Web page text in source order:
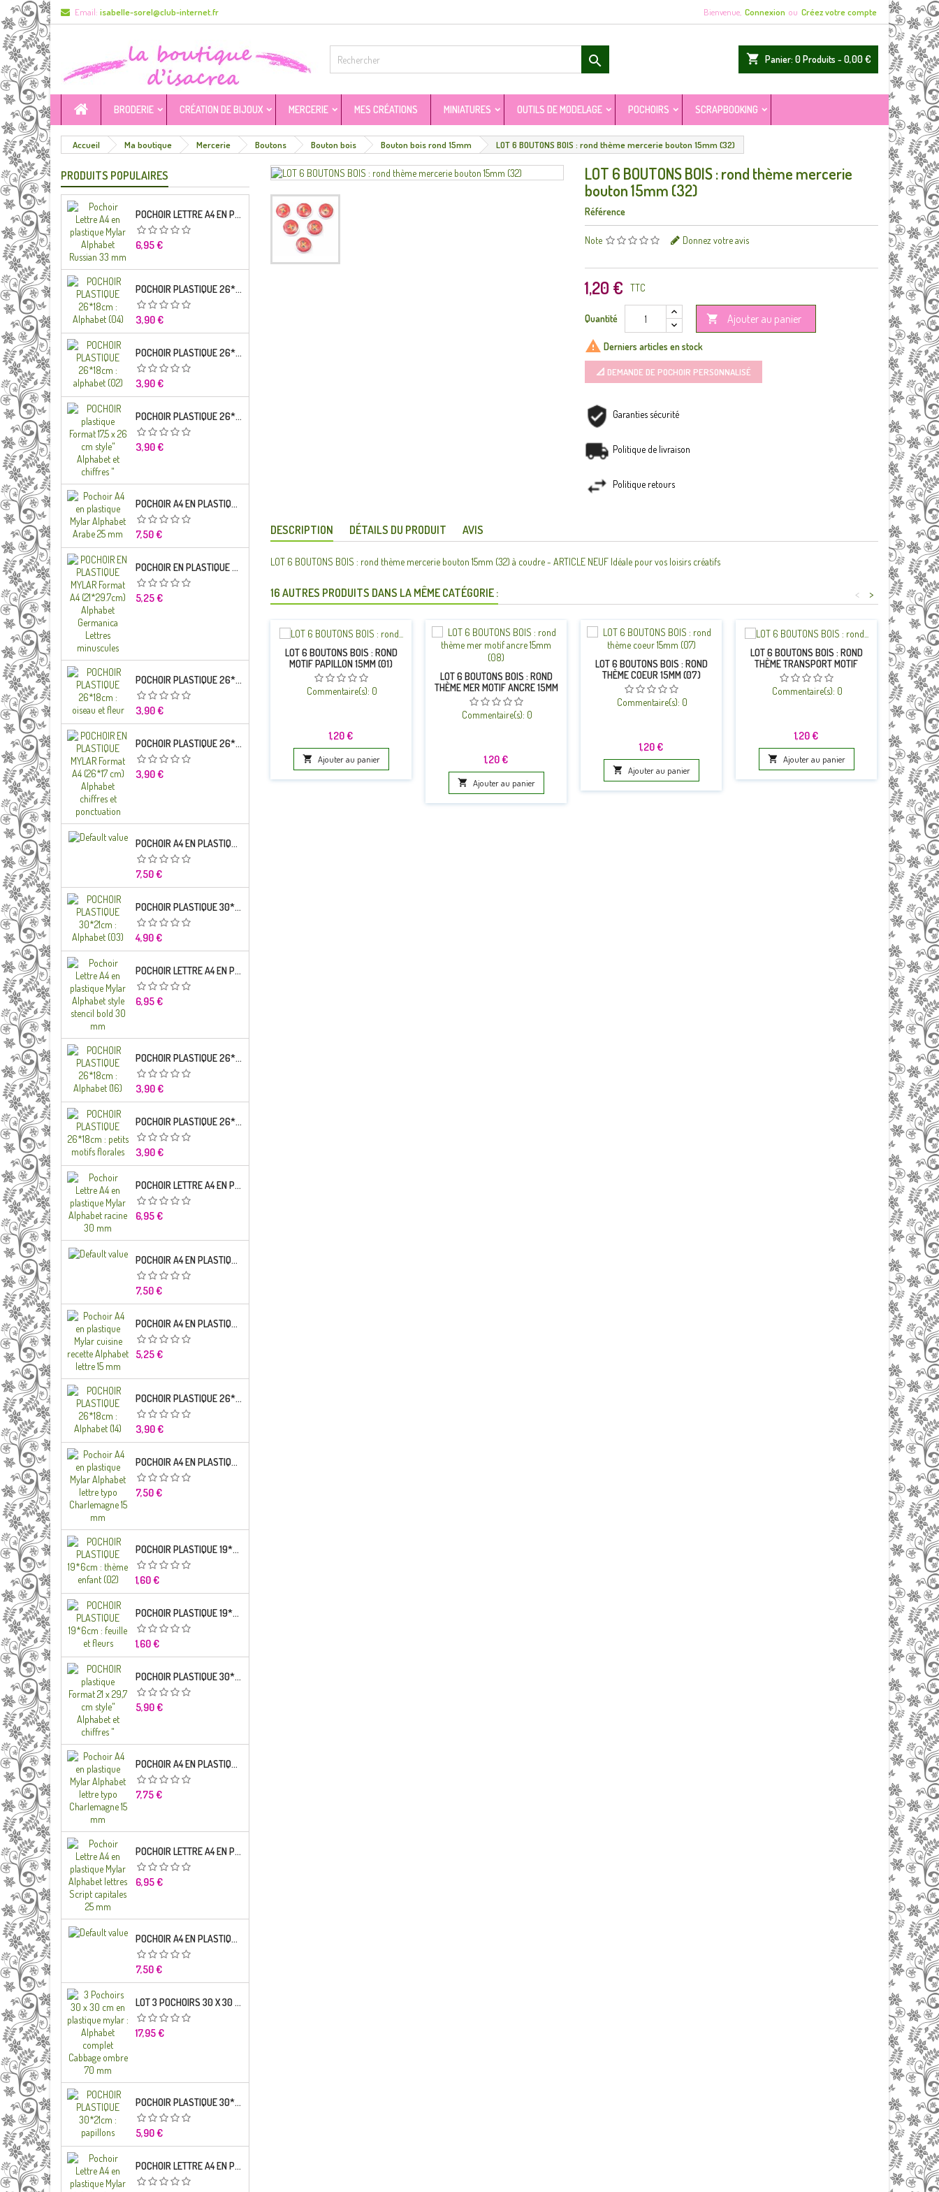
Email: isabelle-sorel@club-internet.fr Bienvenue, Connexion ou Créez votre compte
shopping_cart Panier: 0Produits - 0,00 €

BRODERIE CRÉATION DE BIJOUX MERCERIE MES CRÉATIONS MINIATURES OUTILS DE MODELAGE POCHOIRS SCRAPBOOKING
Accueil Ma boutique Mercerie Boutons Bouton bois Bouton bois rond 15mm LOT 6 BOUTONS BOIS : rond thème mercerie bouton 15mm (32)
PRODUITS POPULAIRES
POCHOIR LETTRE A4 EN PLASTIQUE MYLAR ALPHABET RUSSIAN 33 MM
Prix
6,95 €
POCHOIR PLASTIQUE 26*18CM : ALPHABET (04)
Prix
3,90 €
POCHOIR PLASTIQUE 26*18CM : ALPHABET (02)
Prix
3,90 €
POCHOIR PLASTIQUE 26*18CM : ALPHABET (01)
Prix
3,90 €
POCHOIR A4 EN PLASTIQUE MYLAR ALPHABET ARABE 25 MM
Prix
7,50 €
POCHOIR EN PLASTIQUE MYLAR FORMAT A4 (21*29.7CM) ALPHABET GERMANICA LETTRES MINUSCULES
Prix
5,25 €
POCHOIR PLASTIQUE 26*18CM : OISEAU ET FLEUR
Prix
3,90 €
POCHOIR PLASTIQUE 26*18CM : ALPHABET (03)
Prix
3,90 €
POCHOIR A4 EN PLASTIQUE MYLAR ALPHABET LETTRE TYPO CHARLEMAGNE 28 MM
Prix
7,50 €
POCHOIR PLASTIQUE 30*21CM : ALPHABET (03)
Prix
4,90 €
POCHOIR LETTRE A4 EN PLASTIQUE MYLAR ALPHABET STYLE STENCIL BOLD 30 MM
Prix
6,95 €
POCHOIR PLASTIQUE 26*18CM : ALPHABET (16)
Prix
3,90 €
POCHOIR PLASTIQUE 26*18CM : PETITS MOTIFS FLORALES
Prix
3,90 €
POCHOIR LETTRE A4 EN PLASTIQUE MYLAR ALPHABET RACINE 30 MM
Prix
6,95 €
POCHOIR A4 EN PLASTIQUE MYLAR ALPHABET LETTRE TYPO SEGOE 25 MM
Prix
7,50 €
POCHOIR A4 EN PLASTIQUE MYLAR CUISINE RECETTE ALPHABET LETTRE 15 MM
Prix
5,25 €
POCHOIR PLASTIQUE 26*18CM : ALPHABET (14)
Prix
3,90 €
POCHOIR A4 EN PLASTIQUE MYLAR ALPHABET LETTRE TYPO CHARLEMAGNE
Prix
7,50 €
POCHOIR PLASTIQUE 19*6CM : THÈME ENFANT (02)
Prix
1,60 €
POCHOIR PLASTIQUE 19*6CM : FEUILLE ET FLEURS
Prix
1,60 €
POCHOIR PLASTIQUE 30*21CM : ALPHABET (02)
Prix
5,90 €
POCHOIR A4 EN PLASTIQUE MYLAR ALPHABET LETTRE TYPO RAVIE 30 MM
Prix
7,75 €
POCHOIR LETTRE A4 EN PLASTIQUE MYLAR ALPHABET LETTRES SCRIPT CAPITALES 25 MM
Prix
6,95 €
POCHOIR A4 EN PLASTIQUE MYLAR ALPHABET LETTRE TYPO SCIENCE 35 MM
Prix
7,50 €
LOT 3 POCHOIRS 30 X 30 CM EN PLASTIQUE MYLAR : ALPHABET COMPLET CABBAGE OMBRE 70 MM
Prix
17,95 €
POCHOIR PLASTIQUE 30*21CM : PAPILLONS
Prix
5,90 €
POCHOIR LETTRE A4 EN PLASTIQUE MYLAR ALPHABET LETTRES BRODWAY CAPITALES 20 MM
LOT 6 BOUTONS BOIS : rond thème mercerie
bouton 15mm (32)
Référence
Note Donnez votre avis
1,20 € TTC
Quantité  Ajouter au panier
 Derniers articles en stock
📐 DEMANDE DE POCHOIR PERSONNALISÉ
Garanties sécurité
Politique de livraison
Politique retours
DESCRIPTION DÉTAILS DU PRODUIT AVIS
LOT 6 BOUTONS BOIS : rond thème mercerie bouton 15mm (32) à coudre - ARTICLE NEUF Idéale pour vos loisirs créatifs
16 AUTRES PRODUITS DANS LA MÊME CATÉGORIE : >
<
LOT 6 BOUTONS BOIS : ROND
MOTIF PAPILLON 15MM (01)
Commentaire(s): 0
Prix
1,20 €
 Ajouter au panier
LOT 6 BOUTONS BOIS : ROND
THÈME MER MOTIF ANCRE 15MM
(08)
Commentaire(s): 0
Prix
1,20 €
 Ajouter au panier
LOT 6 BOUTONS BOIS : ROND
THÈME COEUR 15MM (07)
Commentaire(s): 0
Prix
1,20 €
 Ajouter au panier
LOT 6 BOUTONS BOIS : ROND
THÈME TRANSPORT MOTIF
AVION 15MM (04)
Commentaire(s): 0
Prix
1,20 €
 Ajouter au panier
LOT 6
MOTIF
